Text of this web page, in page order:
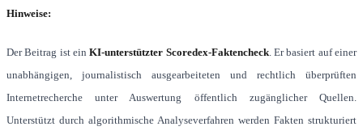
Hinweise:
Der Beitrag ist einKI-unterstützter Scoredex-Faktencheck. Er basiert auf einer
unabhängigen, journalistisch ausgearbeiteten und rechtlich überprüften
Internetrecherche unter Auswertung öffentlich zugänglicher Quellen.
Unterstützt durch algorithmische Analyseverfahren werden Fakten strukturiert